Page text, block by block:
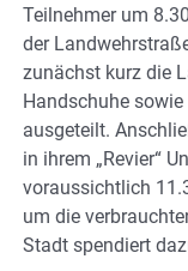
Teilnehmer um
der
zunächst kurz die
Handschuhe
ausgeteilt.
in ihrem „Revier“
voraussichtlich
um die
Stadt spendiert